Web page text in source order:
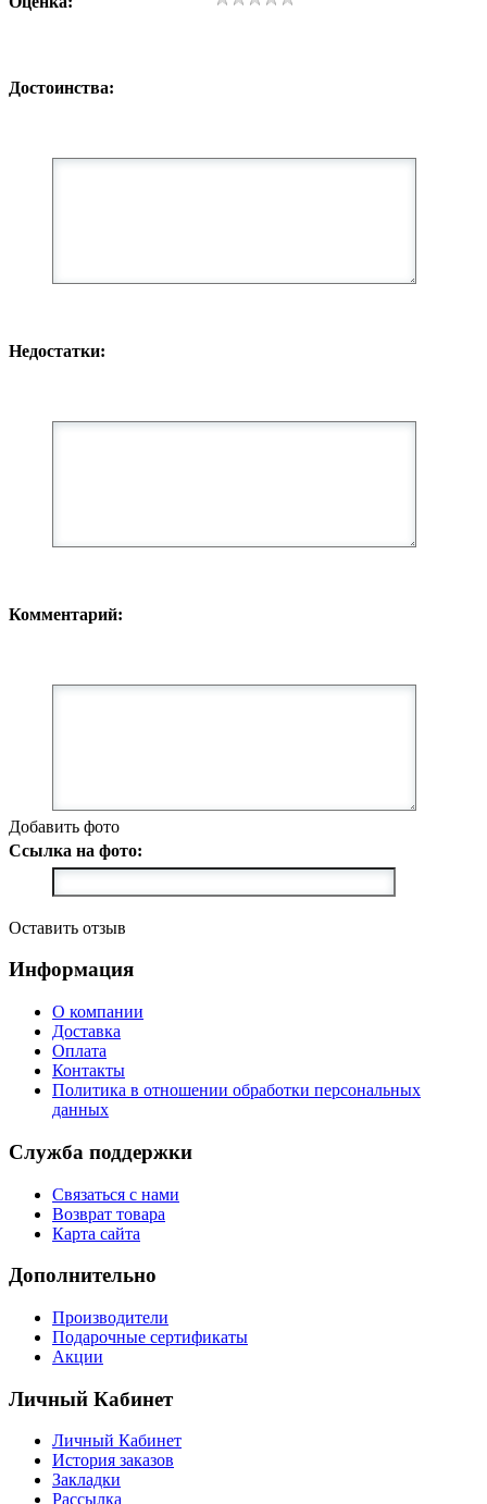
Достоинства:
Недостатки:
Комментарий:
Добавить фото
Ссылка на фото:
Оставить отзыв
Информация
О компании
Доставка
Оплата
Контакты
Политика в отношении обработки персональных
данных
Служба поддержки
Связаться с нами
Возврат товара
Карта сайта
Дополнительно
Производители
Подарочные сертификаты
Акции
Личный Кабинет
Личный Кабинет
История заказов
Закладки
Рассылка